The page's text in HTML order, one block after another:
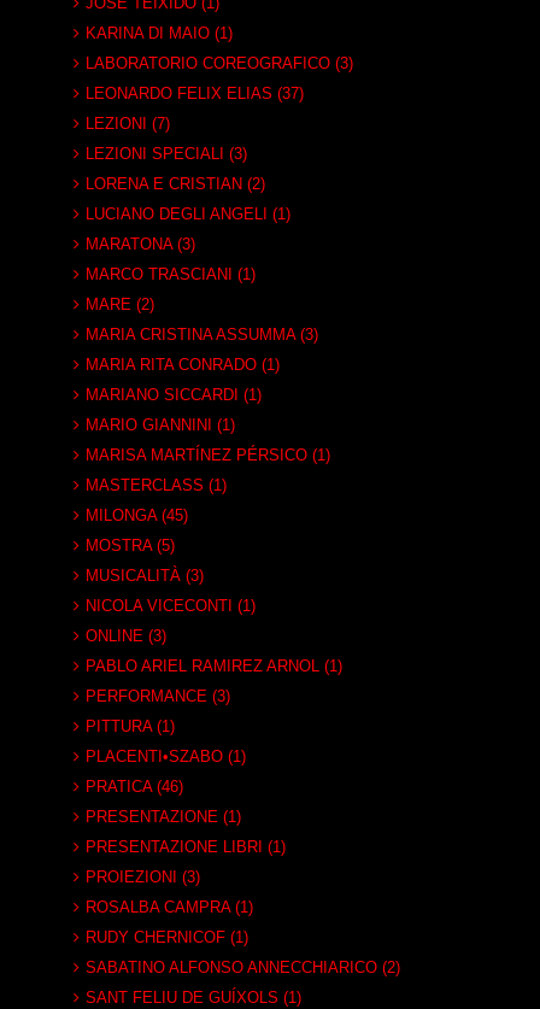
KARINA DI MAIO (1)
LABORATORIO COREOGRAFICO (3)
LEONARDO FELIX ELIAS (37)
LEZIONI (7)
LEZIONI SPECIALI (3)
LORENA E CRISTIAN (2)
LUCIANO DEGLI ANGELI (1)
MARATONA (3)
MARCO TRASCIANI (1)
MARE (2)
MARIA CRISTINA ASSUMMA (3)
MARIA RITA CONRADO (1)
MARIANO SICCARDI (1)
MARIO GIANNINI (1)
MARISA MARTÍNEZ PÉRSICO (1)
MASTERCLASS (1)
MILONGA (45)
MOSTRA (5)
MUSICALITÀ (3)
NICOLA VICECONTI (1)
ONLINE (3)
PABLO ARIEL RAMIREZ ARNOL (1)
PERFORMANCE (3)
PITTURA (1)
PLACENTI•SZABO (1)
PRATICA (46)
PRESENTAZIONE (1)
PRESENTAZIONE LIBRI (1)
PROIEZIONI (3)
ROSALBA CAMPRA (1)
RUDY CHERNICOF (1)
SABATINO ALFONSO ANNECCHIARICO (2)
SANT FELIU DE GUÍXOLS (1)